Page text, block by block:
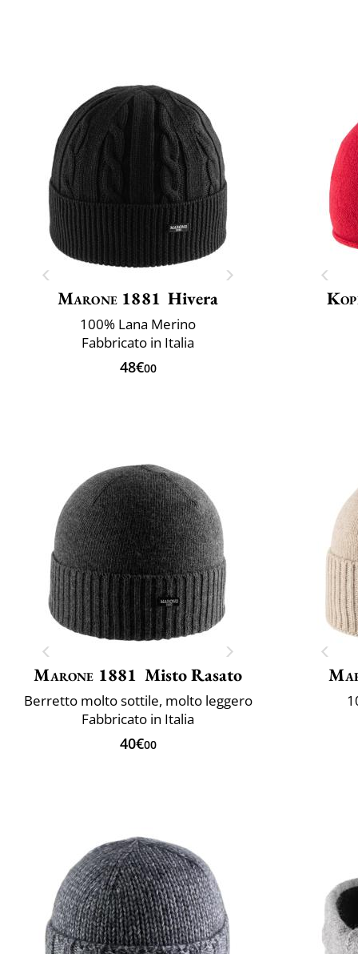
Marone 1881 Hivera
100% Lana Merino
Fabbricato in Italia
48€00
Marone 1881 Misto Rasato
Berretto molto sottile, molto leggero
Fabbricato in Italia
40€00